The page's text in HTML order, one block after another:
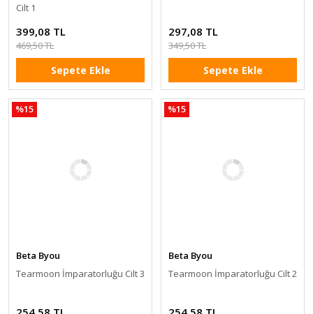
Cilt 1
399,08 TL
469,50 TL
Sepete Ekle
297,08 TL
349,50 TL
Sepete Ekle
%15
Beta Byou
Tearmoon İmparatorluğu Cilt 3
%15
Beta Byou
Tearmoon İmparatorluğu Cilt 2